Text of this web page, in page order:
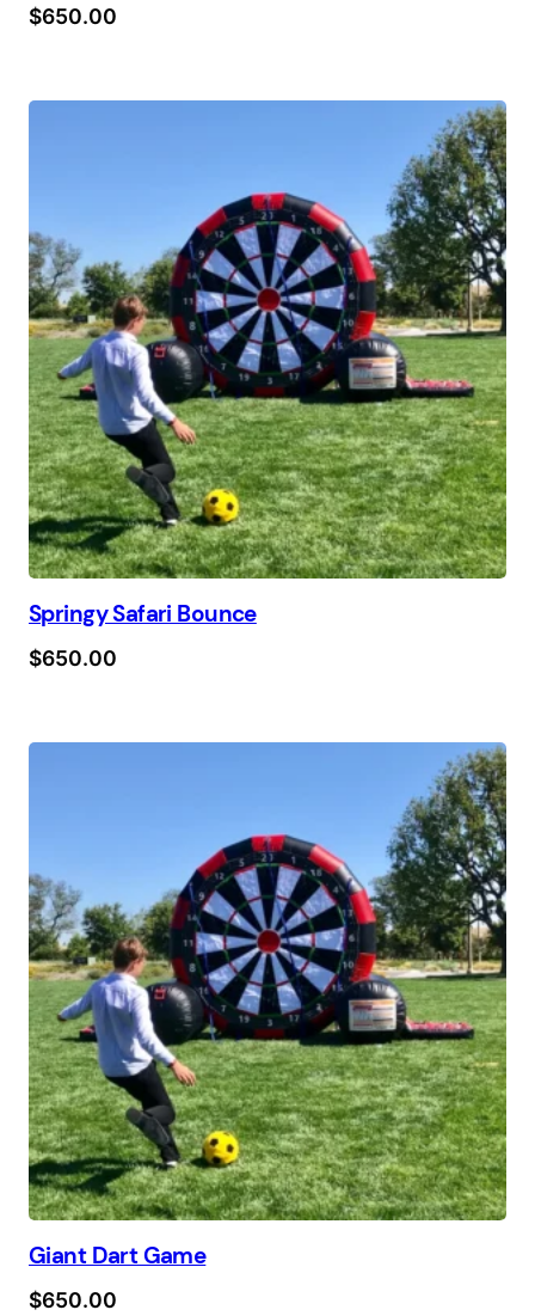
$650.00
Springy Safari Bounce
$650.00
Giant Dart Game
$650.00